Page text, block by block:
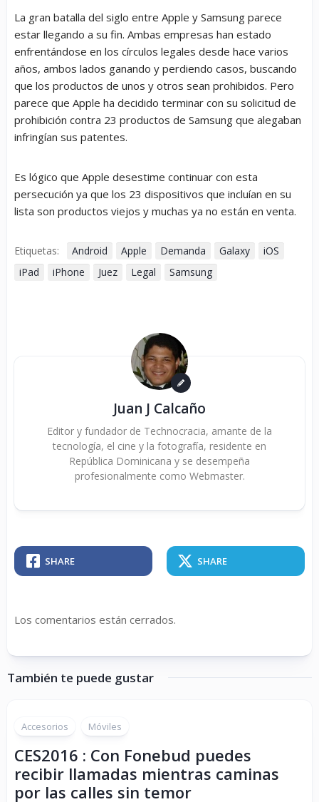
La gran batalla del siglo entre Apple y Samsung parece
estar llegando a su fin. Ambas empresas han estado
enfrentándose en los círculos legales desde hace varios
años, ambos lados ganando y perdiendo casos, buscando
que los productos de unos y otros sean prohibidos. Pero
parece que Apple ha decidido terminar con su solicitud de
prohibición contra 23 productos de Samsung que alegaban
infringían sus patentes.
Es lógico que Apple desestime continuar con esta
persecución ya que los 23 dispositivos que incluían en su
lista son productos viejos y muchas ya no están en venta.
Etiquetas: Android Apple Demanda Galaxy
iOS
iPad
iPhone Juez Legal Samsung
Juan J Calcaño
Editor y fundador de Technocracia, amante de la
tecnología, el cine y la fotografía, residente en
República Dominicana y se desempeña
profesionalmente como Webmaster.
SHARE SHARE
Los comentarios están cerrados.
También te puede gustar
Accesorios Móviles
CES2016 : Con Fonebud puedes
recibir llamadas mientras caminas
por las calles sin temor